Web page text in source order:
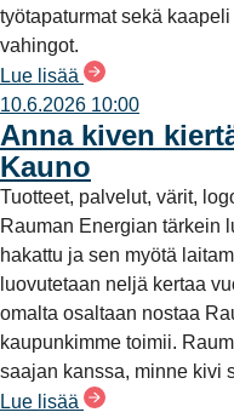
työtapaturmat sekä
vahingot.
Lue lisää
10.6.2026 10:00
Anna kiven
Kauno
Tuotteet, palvelut, värit,
Rauman Energian tärkein
hakattu ja sen myötä
luovutetaan neljä kertaa
omalta osaltaan nostaa
kaupunkimme toimii.
saajan kanssa, minne kivi
Lue lisää